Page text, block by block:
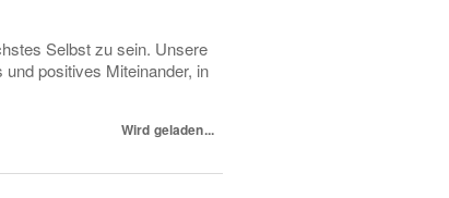
Selbst zu sein. Unsere
positives Miteinander, in
Wird geladen...